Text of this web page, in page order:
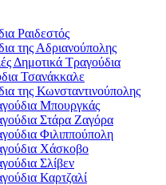
Ραιδεστός
της Αδριανούπολης
Δημοτικά Τραγούδια
Τσανάκκαλε
της Κωνσταντινούπολης
Μπουργκάς
Στάρα Ζαγόρα
Φιλιππούπολη
Χάσκοβο
Σλίβεν
Καρτζαλί